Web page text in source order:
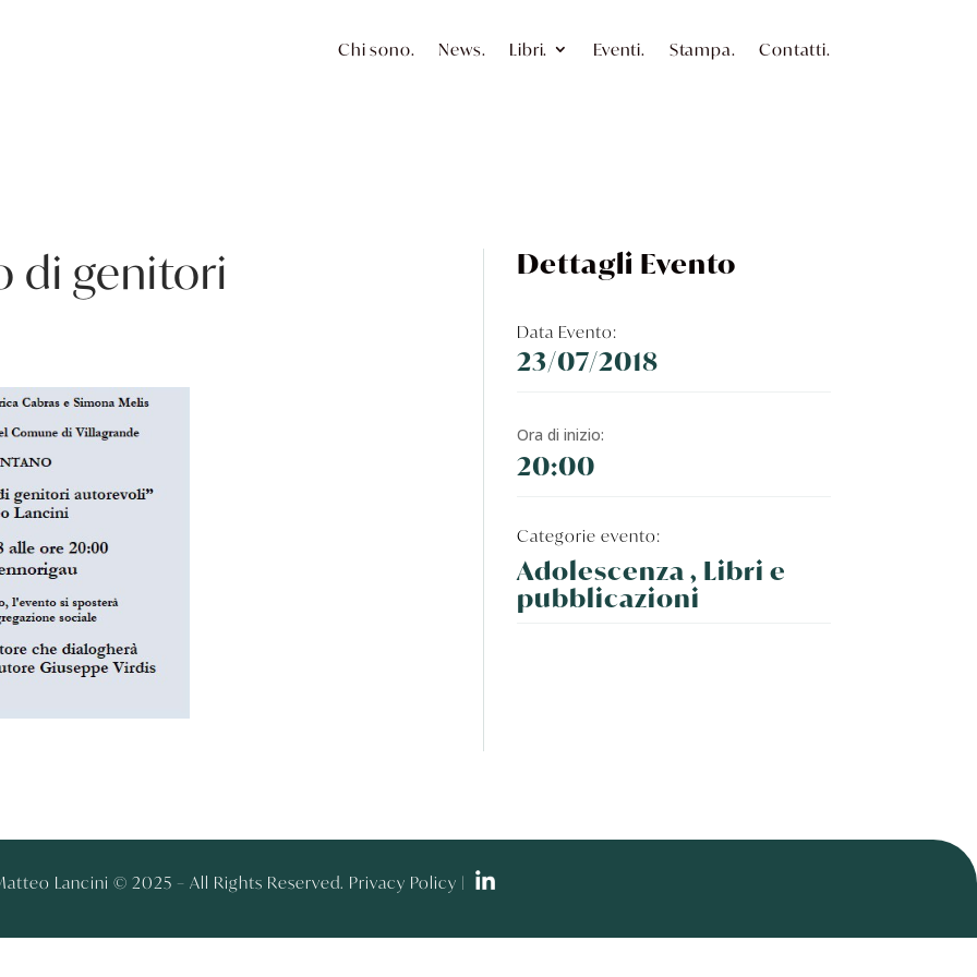
Chi sono. News. Libri. Eventi. Stampa. Contatti.
di genitori Dettagli Evento
Data Evento:
23/07/2018
Ora di inizio:
20:00
Categorie evento:
Adolescenza , Libri e
pubblicazioni
Lancini © 2025 – All Rights Reserved. Privacy Policy |